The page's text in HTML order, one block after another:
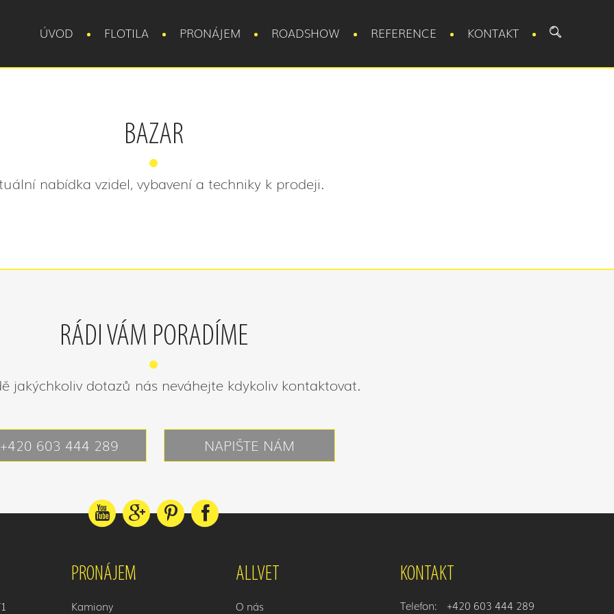
ÚVOD FLOTILA PRONÁJEM ROADSHOW REFERENCE KONTAKT
BAZAR
nabídka vzidel, vybavení a techniky k prodeji.
RÁDI VÁM PORADÍME
jakýchkoliv dotazů nás neváhejte kdykoliv kontaktovat.
+420 603 444 289 NAPIŠTE NÁM
PRONÁJEM
Kamiony
ALLVET
O nás
KONTAKT
Telefon: +420 603 444 289